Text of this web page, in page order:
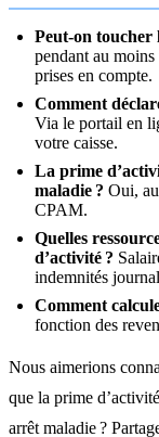
Peut-on toucher
pendant au
prises en compte.
Comment
Via le portail en
votre caisse.
La prime
maladie ? Oui,
CPAM.
Quelles
d’activité ?
indemnités
Comment
fonction des
Nous aimerions
que la prime
arrêt maladie ?